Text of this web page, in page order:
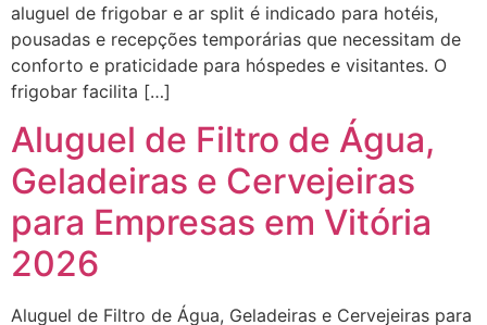
aluguel de frigobar e ar split é indicado para hotéis,
pousadas e recepções temporárias que necessitam de
conforto e praticidade para hóspedes e visitantes. O
frigobar facilita […]
Aluguel de Filtro de Água,
Geladeiras e Cervejeiras
para Empresas em Vitória
2026
Aluguel de Filtro de Água, Geladeiras e Cervejeiras para